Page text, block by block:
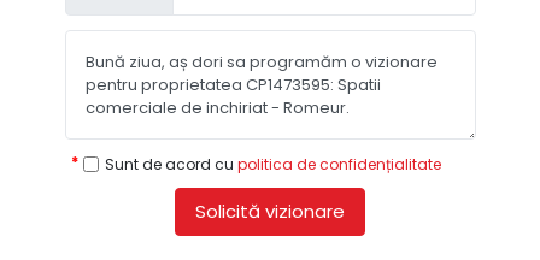
Sunt de acord cu politica de confidențialitate
Solicită vizionare